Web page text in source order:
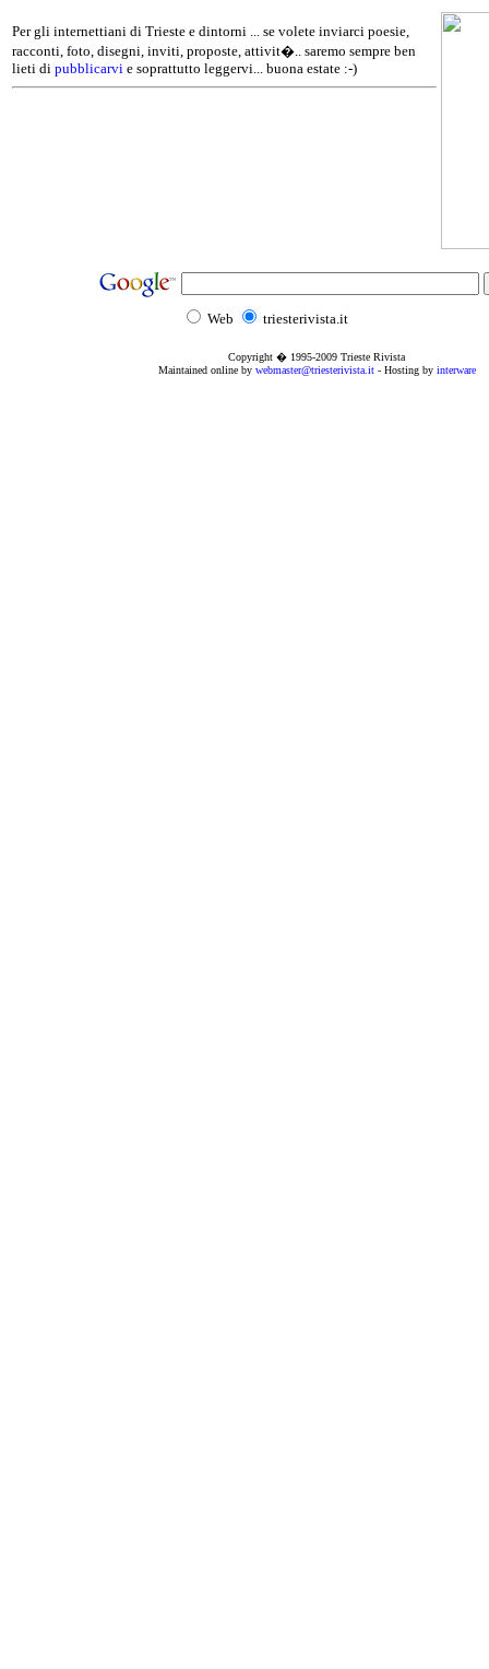
Per gli internettiani di Trieste e dintorni ... se volete inviarci poesie,
racconti, foto, disegni, inviti, proposte, attivit�.. saremo sempre ben
lieti di pubblicarvi e soprattutto leggervi... buona estate :-)
Web triesterivista.it
Copyright � 1995-2009 Trieste Rivista
Maintained online by webmaster@triesterivista.it- Hosting by interware